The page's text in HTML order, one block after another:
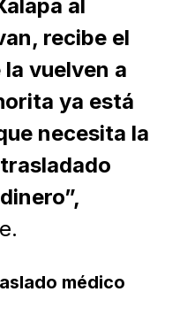
al
recibe el
vuelven a
ya está
necesita la
médico